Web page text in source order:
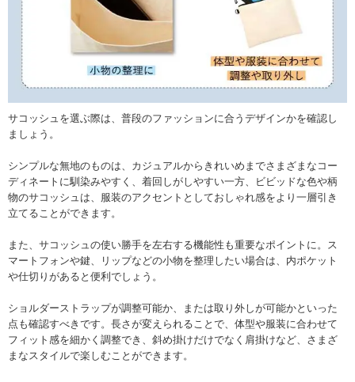
サコッシュを選ぶ際は、普段のファッションに合うデザインかを確認し
ましょう。
シンプルな無地のものは、カジュアルからきれいめまでさまざまなコー
ディネートに馴染みやすく、着回しがしやすい一方、ビビッドな色や柄
物のサコッシュは、服装のアクセントとしておしゃれ感をより一層引き
立てることができます。
また、サコッシュの使い勝手を左右する機能性も重要なポイントに。ス
マートフォンや鍵、リップなどの小物を整理したい場合は、内ポケット
や仕切りがあると便利でしょう。
ショルダーストラップが調整可能か、または取り外しが可能かといった
点も確認すべきです。長さが変えられることで、体型や服装に合わせて
フィット感を細かく調整でき、斜め掛けだけでなく肩掛けなど、さまざ
まなスタイルで楽しむことができます。